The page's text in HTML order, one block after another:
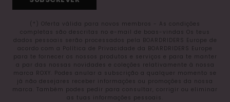
(*) Oferta válida para novos membros - As condições
completas são descritas no e-mail de boas-vindas Os teus
dados pessoais serão processados pela BOARDRIDERS Europe de
acordo com a Política de Privacidade da BOARDRIDERS Europe
para te fornecer os nossos produtos e serviços e para te manter
a par das nossas novidades e coleções relativamente à nossa
marca ROXY. Podes anular a subscrição a qualquer momento se
já não desejares receber informações ou promoções da nossa
marca. Também podes pedir para consultar, corrigir ou eliminar
as tuas informações pessoais.